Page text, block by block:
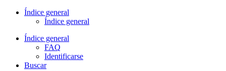
Índice general
Índice general
Índice general
FAQ
Identificarse
Buscar